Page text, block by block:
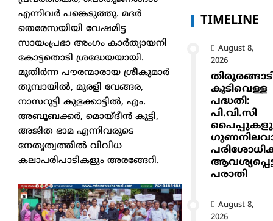
എന്നിവര്‍ പങ്കെടുത്തു. മദര്‍
തെരേസയിയി വേഷമിട്ട
സായംപ്രഭാ അംഗം കാര്‍ത്യായനി
കോട്ടതൊടി ശ്രദ്ധേയയായി.
മുതിര്‍ന്ന പൗരന്മാരായ ശ്രീകുമാര്‍
തുമ്പായില്‍, മുരളി വേങ്ങര,
നാസറുട്ടി കുളക്കാട്ടില്‍, എം.
അബൂബക്കര്‍, മൊയ്ദീന്‍ കുട്ടി,
അജിത ഭാമ എന്നിവരുടെ
നേതൃത്വത്തില്‍ വിവിധ
കലാപരിപാടികളും അരങ്ങേറി.
TIMELINE
August 8,
2026
കുടിവെള്ള
പദ്ധതി:
പി.വി.സി
പരാതി
August 8,
2026